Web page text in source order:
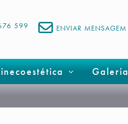
ENVIAR MENSAGEM
599
Galeria